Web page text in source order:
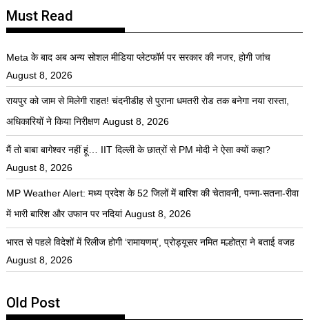
Must Read
Meta के बाद अब अन्य सोशल मीडिया प्लेटफॉर्म पर सरकार की नजर, होगी जांच
August 8, 2026
रायपुर को जाम से मिलेगी राहत! चंदनीडीह से पुराना धमतरी रोड तक बनेगा नया रास्ता,
अधिकारियों ने किया निरीक्षण August 8, 2026
मैं तो बाबा बागेश्वर नहीं हूं… IIT दिल्ली के छात्रों से PM मोदी ने ऐसा क्यों कहा?
August 8, 2026
MP Weather Alert: मध्य प्रदेश के 52 जिलों में बारिश की चेतावनी, पन्ना-सतना-रीवा
में भारी बारिश और उफान पर नदियां August 8, 2026
भारत से पहले विदेशों में रिलीज होगी ‘रामायणम्’, प्रोड्यूसर नमित मल्होत्रा ने बताई वजह
August 8, 2026
Old Post